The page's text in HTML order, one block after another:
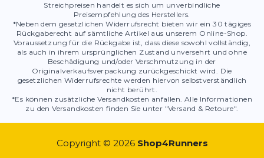
Streichpreisen handelt es sich um unverbindliche
Preisempfehlung des Herstellers.
*Neben dem gesetzlichen Widerrufsrecht bieten wir ein 30 tägiges
Rückgaberecht auf sämtliche Artikel aus unserem Online-Shop.
Voraussetzung für die Rückgabe ist, dass diese sowohl vollständig,
als auch in ihrem ursprünglichen Zustand unversehrt und ohne
Beschädigung und/oder Verschmutzung in der
Originalverkaufsverpackung zurückgeschickt wird. Die
gesetzlichen Widerrufsrechte werden hiervon selbstverständlich
nicht berührt.
*Es können zusätzliche Versandkosten anfallen. Alle Informationen
zu den Versandkosten finden Sie unter "Versand & Retoure".
Copyright © 2026 Shop4Runners